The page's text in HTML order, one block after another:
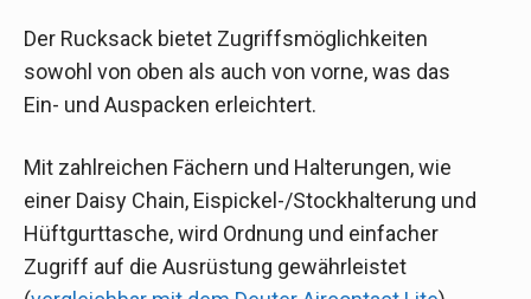
Der Rucksack bietet Zugriffsmöglichkeiten
sowohl von oben als auch von vorne, was das
Ein- und Auspacken erleichtert.
Mit zahlreichen Fächern und Halterungen, wie
einer Daisy Chain, Eispickel-/Stockhalterung und
Hüftgurttasche, wird Ordnung und einfacher
Zugriff auf die Ausrüstung gewährleistet